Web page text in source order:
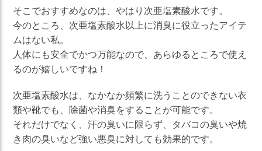
そこでおすすめなのは、やはり次亜塩素酸水です。
今のところ、次亜塩素酸水以上に消臭に役立ったアイテ
ムはない私。
人体にも安全でかつ万能なので、あらゆるところで使え
るのが嬉しいですね！
次亜塩素酸水は、なかなか頻繁に洗うことのできない衣
類や靴でも、除菌や消臭をすることが可能です。
それだけでなく、汗の臭いに限らず、タバコの臭いや焼
き肉の臭いなど強い悪臭に対しても効果的です。